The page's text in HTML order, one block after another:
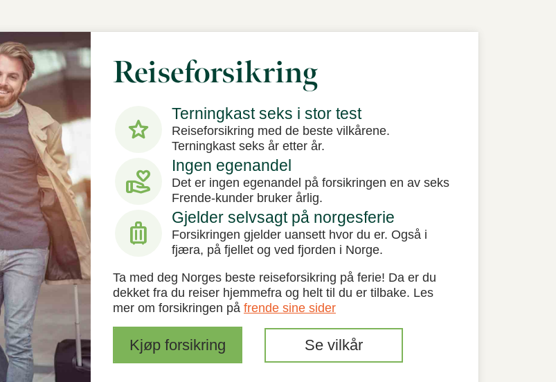
Reiseforsikring
star Terningkast seks i stor test
Reiseforsikring med de beste vilkårene.
Terningkast seks år etter år.
volunteer_activism Ingen egenandel
Det er ingen egenandel på forsikringen en av seks
Frende-kunder bruker årlig.
luggage Gjelder selvsagt på norgesferie
Forsikringen gjelder uansett hvor du er. Også i
fjæra, på fjellet og ved fjorden i Norge.
Ta med deg Norges beste reiseforsikring på ferie! Da er du
dekket fra du reiser hjemmefra og helt til du er tilbake. Les
mer om forsikringen på frende sine sider
Kjøp forsikring Se vilkår